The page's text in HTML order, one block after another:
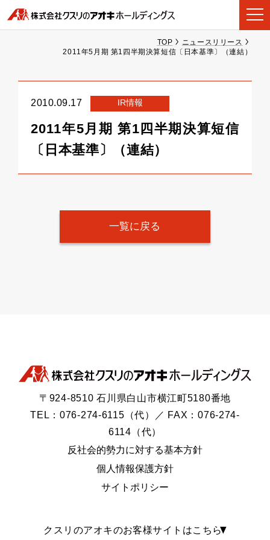
TOP
ニュースリリース
2011年5月期 第1四半期決算短信〔日本基準〕（連結）
2010.09.17 IR情報
2011年5月期 第1四半期決算短信
〔日本基準〕（連結）
一覧に戻る
〒924-8510 石川県白山市横江町5180番地
TEL：076-274-6115（代）／ FAX：076-274-
6114（代）
反社会的勢力に対する基本方針
個人情報保護方針
サイトポリシー
クスリのアオキのお客様サイトはこちら